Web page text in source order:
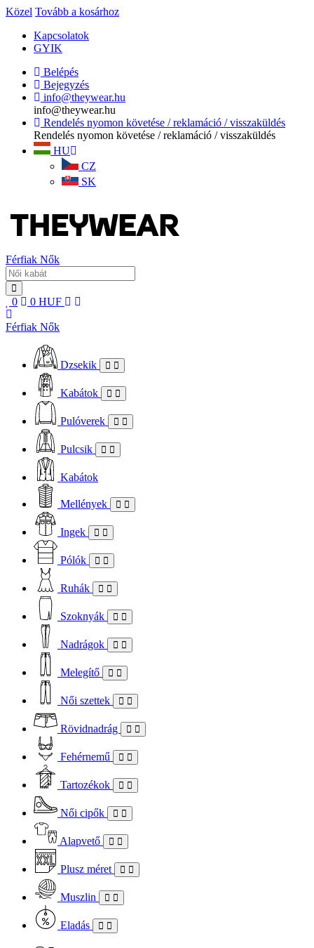
Közel Tovább a kosárhoz
Kapcsolatok
GYIK
Belépés
Bejegyzés
info@theywear.hu
info@theywear.hu
Rendelés nyomon követése / reklamáció / visszaküldés
Rendelés nyomon követése / reklamáció / visszaküldés
HU
CZ
SK
Férfiak Nők
0 0 HUF
Férfiak Nők
Dzsekik
Kabátok
Pulóverek
Pulcsik
Kabátok
Mellények
Ingek
Pólók
Ruhák
Szoknyák
Nadrágok
Melegítő
Női szettek
Rövidnadrág
Fehérnemű
Tartozékok
Női cipők
Alapvető
Plusz méret
Muszlin
Eladás